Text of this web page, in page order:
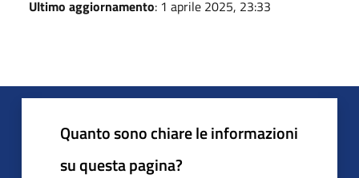
Ultimo aggiornamento: 1 aprile 2025, 23:33
Quanto sono chiare le informazioni
su questa pagina?